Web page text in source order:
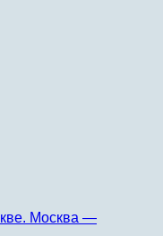
Москва —